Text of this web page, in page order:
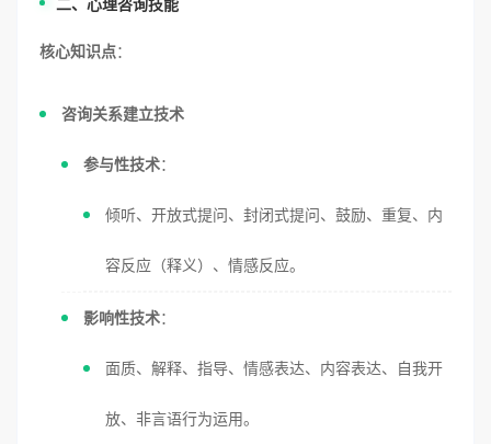
二、心理咨询技能
核心知识点：
咨询关系建立技术
参与性技术：
倾听、开放式提问、封闭式提问、鼓励、重复、内
容反应（释义）、情感反应。
影响性技术：
面质、解释、指导、情感表达、内容表达、自我开
放、非言语行为运用。